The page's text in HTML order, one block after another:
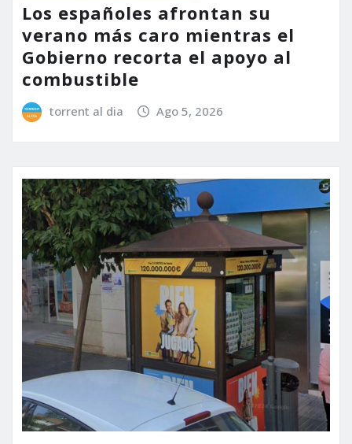
Los españoles afrontan su
verano más caro mientras el
Gobierno recorta el apoyo al
combustible
torrent al dia Ago 5, 2026